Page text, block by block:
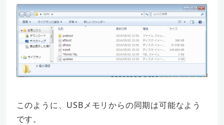
このように、USBメモリからの同期は可能なよう
です。